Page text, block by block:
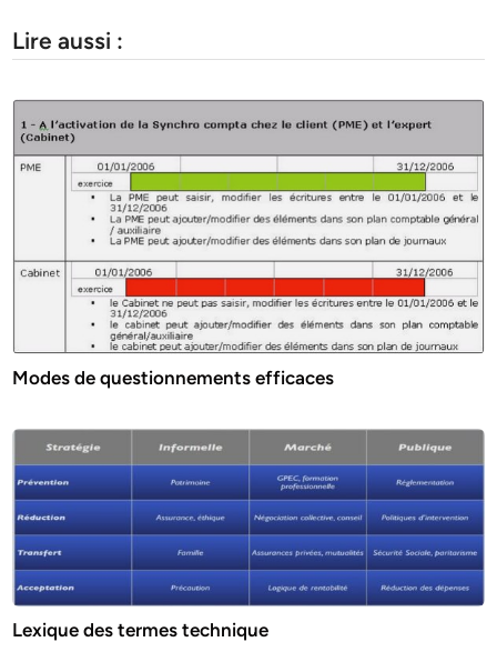
Lire aussi :
Modes de questionnements efficaces
Lexique des termes technique